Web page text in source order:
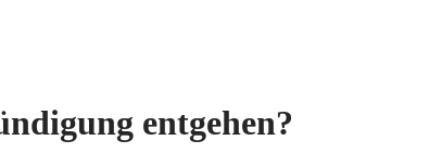
entgehen?